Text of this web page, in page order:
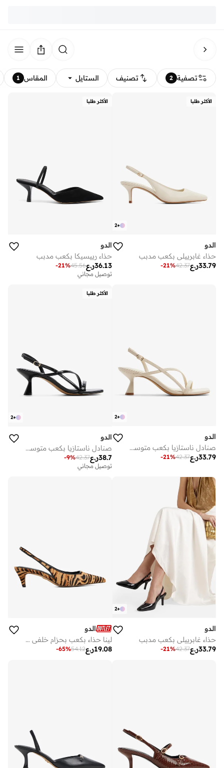
تصفية 2 تصنيف الستايل المقاس 1
الأكثر طلبا
+
2
الدو
حذاء غابرييلي بكعب مدبب
ر.ع33.79
42.37
-21%
الأكثر طلبا
الدو
حذاء رييسيكا بكعب مدبب
ر.ع36.13
45.56
-21%
توصيل مجاني
+
2
الدو
صنادل ناستازيا بكعب متوسط وأحزمة متعددة
ر.ع33.79
42.37
-21%
الأكثر طلبا
+
2
الدو
صنادل ناستازيا بكعب متوسط وأحزمة متعددة
ر.ع38.7
42.37
-9%
توصيل مجاني
+
2
الدو
حذاء غابرييلي بكعب مدبب
ر.ع33.79
42.37
-21%
الدو
لينا حذاء بكعب بحزام خلفي بطبعة جلد الفهد
ر.ع19.08
54.12
-65%